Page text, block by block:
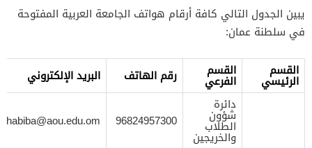
يبين الجدول التالي كافة أرقام هواتف الجامعة العربية المفتوحة
في سلطنة عمان:
القسم
الرئيسي
القسم
الفرعي رقم الهاتف البريد الإلكتروني
دائرة
شؤون
الطلاب
والخريجين
96824957300
shabiba@aou.edu.om